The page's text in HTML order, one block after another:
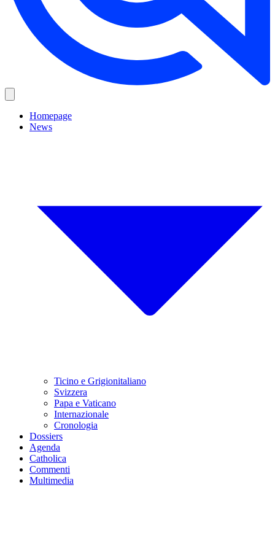
Homepage
News
Ticino e Grigionitaliano
Svizzera
Papa e Vaticano
Internazionale
Cronologia
Dossiers
Agenda
Catholica
Commenti
Multimedia